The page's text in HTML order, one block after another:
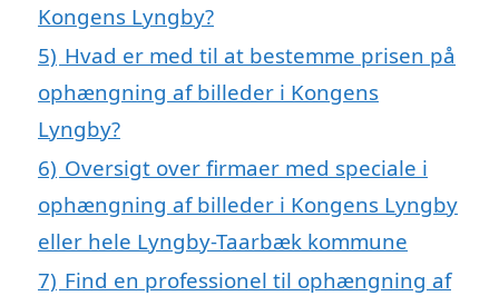
Kongens Lyngby?
5) Hvad er med til at bestemme prisen på
ophængning af billeder i Kongens
Lyngby?
6) Oversigt over firmaer med speciale i
ophængning af billeder i Kongens Lyngby
eller hele Lyngby-Taarbæk kommune
7) Find en professionel til ophængning af